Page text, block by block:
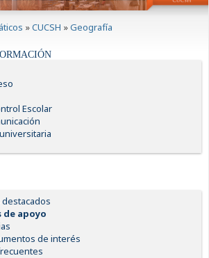
»CUCSH »Geografía
Escolar
de apoyo
de interés